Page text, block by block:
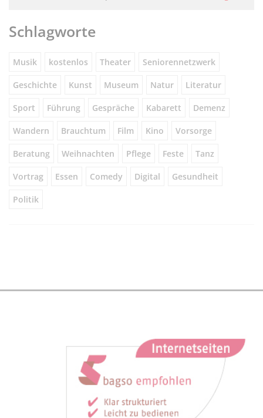
Schlagworte
Musik kostenlos Theater Seniorennetzwerk
Geschichte Kunst Museum Natur Literatur
Sport Führung Gespräche Kabarett Demenz
Wandern Brauchtum Film Kino Vorsorge
Beratung Weihnachten Pflege Feste Tanz
Vortrag Essen Comedy Digital Gesundheit
Politik